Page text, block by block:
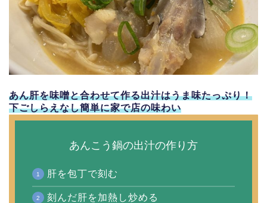
あん肝を味噌と合わせて作る出汁はうま味たっぷり！
下ごしらえなし簡単に家で店の味わい
あんこう鍋の出汁の作り方
肝を包丁で刻む
刻んだ肝を加熱し炒める